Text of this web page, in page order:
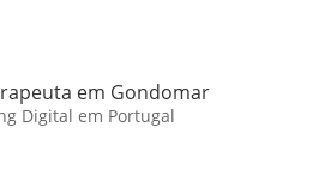
em Gondomar
Digital em Portugal